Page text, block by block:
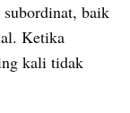
baik
Ketika
kali tidak